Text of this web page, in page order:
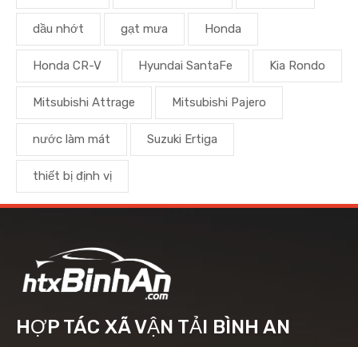
dầu nhớt gạt mưa Honda
Honda CR-V Hyundai SantaFe Kia Rondo
Mitsubishi Attrage Mitsubishi Pajero
nước làm mát Suzuki Ertiga
thiết bị định vị
HỢP TÁC XÃ VẬN TẢI BÌNH AN